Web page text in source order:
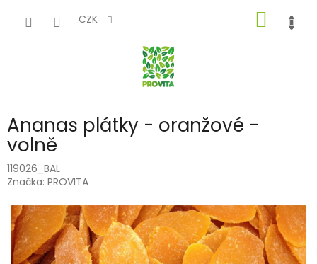
CZK
KOŠÍK
Ananas plátky - oranžové -
volně
119026_BAL
Značka: PROVITA